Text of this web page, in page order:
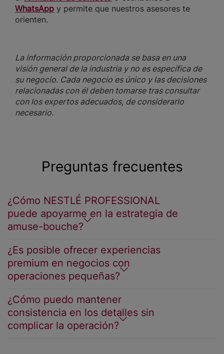
WhatsApp y permite que nuestros asesores te
orienten.
La información proporcionada se basa en una
visión general de la industria y no es específica de
su negocio. Cada negocio es único y las decisiones
relacionadas con él deben tomarse tras consultar
con los expertos adecuados, de considerarlo
necesario.
Preguntas frecuentes
¿Cómo NESTLÉ PROFESSIONAL
puede apoyarme en la estrategia de
amuse-bouche?
¿Es posible ofrecer experiencias
premium en negocios con
operaciones pequeñas?
¿Cómo puedo mantener
consistencia en los detalles sin
complicar la operación?